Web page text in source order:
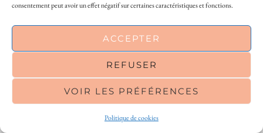
This site uses cookies to deliver its services
agree to its use of cookies. Learn more
OK
consentement peut avoir un effet négatif sur certaines caractéristiques et fonctions.
ACCEPTER
REFUSER
VOIR LES PRÉFÉRENCES
Politique de cookies
INSTAGRAM| 39969
PINTEREST| 26300
© 2026 LE SO GIRLY BLOG